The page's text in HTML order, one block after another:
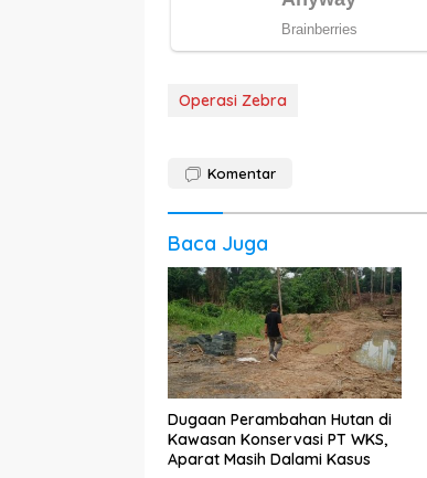
Operasi Zebra
Komentar
Baca Juga
Dugaan Perambahan Hutan di
Kawasan Konservasi PT WKS,
Aparat Masih Dalami Kasus